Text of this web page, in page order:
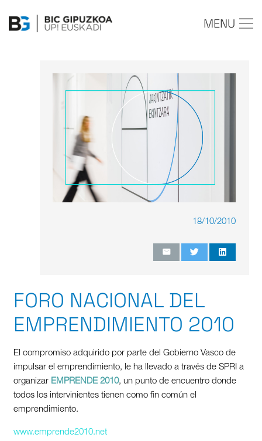
MENU
18/10/2010
FORO NACIONAL DEL
EMPRENDIMIENTO 2010
El compromiso adquirido por parte del Gobierno Vasco de
impulsar el emprendimiento, le ha llevado a través de SPRI a
organizar EMPRENDE 2010, un punto de encuentro donde
todos los intervinientes tienen como fin común el
emprendimiento.
www.emprende2010.net